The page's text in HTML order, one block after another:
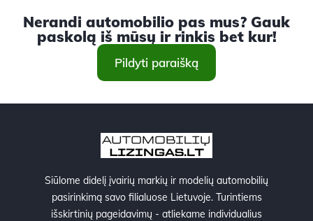
Nerandi automobilio pas mus? Gauk
paskolą iš mūsų ir rinkis bet kur!
Pildyti paraišką
Siūlome didelį įvairių markių ir modelių automobilių
pasirinkimą savo filialuose Lietuvoje. Turintiems
išskirtinių pageidavimų - atliekame individualius